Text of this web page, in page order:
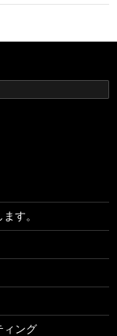
す。
ィング